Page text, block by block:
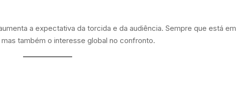
a expectativa da torcida e da audiência. Sempre que está em
também o interesse global no confronto.